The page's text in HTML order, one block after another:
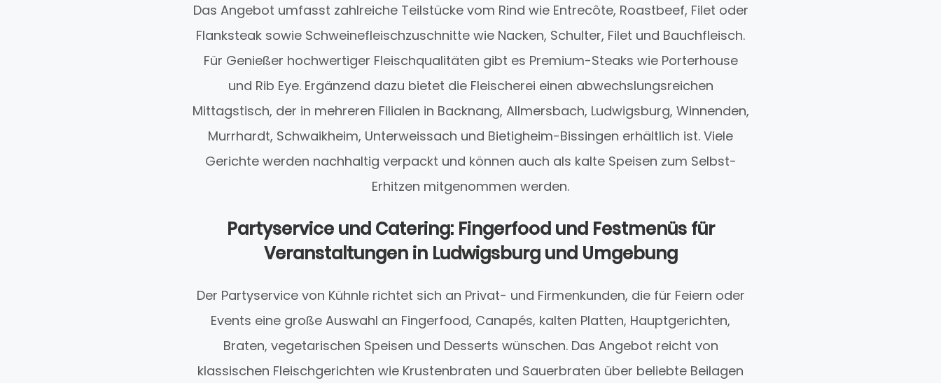
Das Angebot umfasst zahlreiche Teilstücke vom Rind wie Entrecôte, Roastbeef, Filet oder
Flanksteak sowie Schweinefleischzuschnitte wie Nacken, Schulter, Filet und Bauchfleisch.
Für Genießer hochwertiger Fleischqualitäten gibt es Premium-Steaks wie Porterhouse
und Rib Eye. Ergänzend dazu bietet die Fleischerei einen abwechslungsreichen
Mittagstisch, der in mehreren Filialen in Backnang, Allmersbach, Ludwigsburg, Winnenden,
Murrhardt, Schwaikheim, Unterweissach und Bietigheim-Bissingen erhältlich ist. Viele
Gerichte werden nachhaltig verpackt und können auch als kalte Speisen zum Selbst-
Erhitzen mitgenommen werden.
Partyservice und Catering: Fingerfood und Festmenüs für
Veranstaltungen in Ludwigsburg und Umgebung
Der Partyservice von Kühnle richtet sich an Privat- und Firmenkunden, die für Feiern oder
Events eine große Auswahl an Fingerfood, Canapés, kalten Platten, Hauptgerichten,
Braten, vegetarischen Speisen und Desserts wünschen. Das Angebot reicht von
klassischen Fleischgerichten wie Krustenbraten und Sauerbraten über beliebte Beilagen